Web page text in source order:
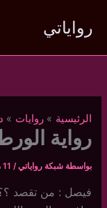
المحتوى
رواياتي
الرئيسية روايات
رواية
بواسطة شبكة رواياتي/ 11 مايو، 2026
فيصل : من تقصد